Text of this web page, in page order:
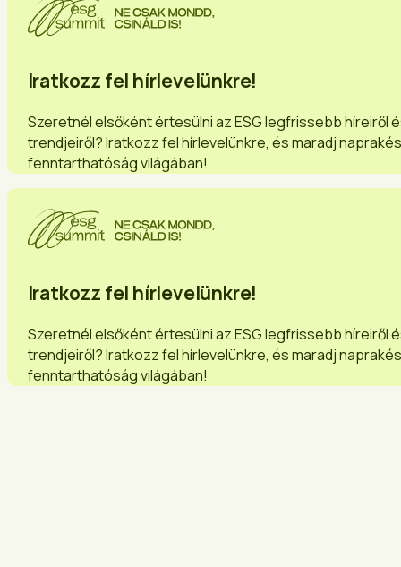
Iratkozz fel hírlevelünkre!
Szeretnél elsőként értesülni az ESG legfrissebb híreiről
trendjeiről? Iratkozz fel hírlevelünkre, és maradj
fenntarthatóság világában!
Iratkozz fel hírlevelünkre!
Szeretnél elsőként értesülni az ESG legfrissebb híreiről
trendjeiről? Iratkozz fel hírlevelünkre, és maradj
fenntarthatóság világában!